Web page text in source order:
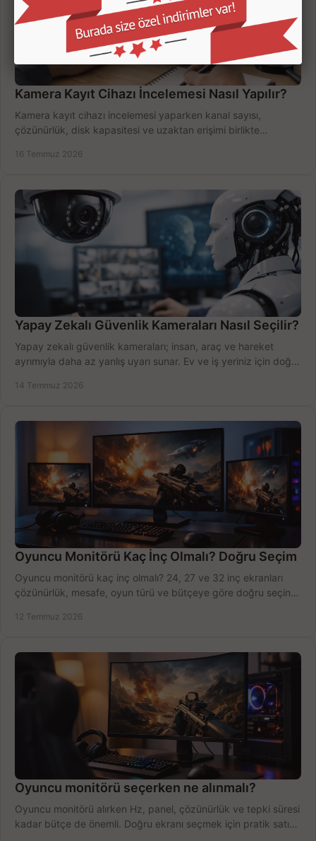
Kamera Kayıt Cihazı İncelemesi Nasıl Yapılır?
Kamera kayıt cihazı incelemesi yaparken kanal sayısı,
çözünürlük, disk kapasitesi ve uzaktan erişimi birlikte
16 Temmuz 2026
Yapay Zekalı Güvenlik Kameraları Nasıl Seçilir?
Yapay zekalı güvenlik kameraları; insan, araç ve hareket
ayrımıyla daha az yanlış uyarı sunar. Ev ve iş yeriniz için doğru
14 Temmuz 2026
Oyuncu Monitörü Kaç İnç Olmalı? Doğru Seçim
Oyuncu monitörü kaç inç olmalı? 24, 27 ve 32 inç ekranları
çözünürlük, mesafe, oyun türü ve bütçeye göre doğru seçin,
12 Temmuz 2026
Oyuncu monitörü seçerken ne alınmalı?
Oyuncu monitörü alırken Hz, panel, çözünürlük ve tepki süresi
kadar bütçe de önemli. Doğru ekranı seçmek için pratik satın